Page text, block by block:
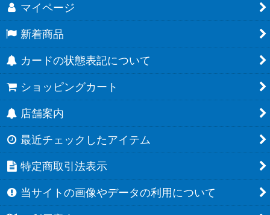
マイページ
新着商品
カードの状態表記について
ショッピングカート
店舗案内
最近チェックしたアイテム
特定商取引法表示
当サイトの画像やデータの利用について